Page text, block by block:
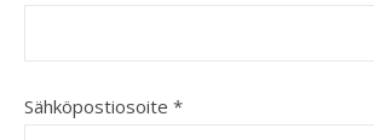
Sähköpostiosoite *